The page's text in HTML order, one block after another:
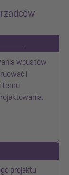
wpustów
i
temu
projektu